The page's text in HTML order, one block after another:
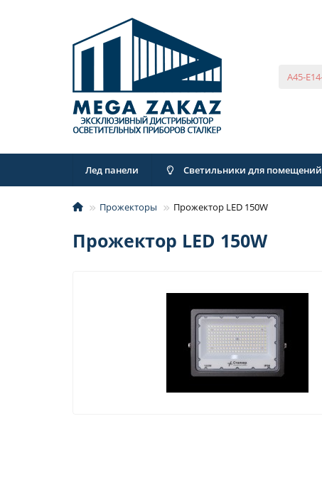
Лед панели Светильники для помещений
Прожекторы Прожектор LED 150W
Прожектор LED 150W